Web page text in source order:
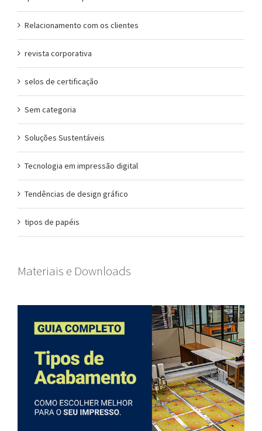
Relacionamento com os clientes
revista corporativa
selos de certificação
Sem categoria
Soluções Sustentáveis
Tecnologia em impressão digital
Tendências de design gráfico
tipos de papéis
Materiais e Downloads